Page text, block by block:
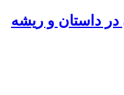
در داستان و ریشه